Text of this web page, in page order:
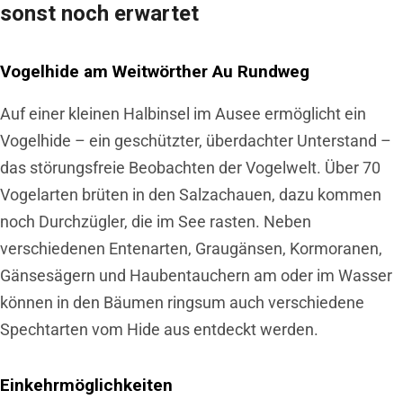
sonst noch erwartet
Vogelhide am Weitwörther Au Rundweg
Auf einer kleinen Halbinsel im Ausee ermöglicht ein
Vogelhide – ein geschützter, überdachter Unterstand –
das störungsfreie Beobachten der Vogelwelt. Über 70
Vogelarten brüten in den Salzachauen, dazu kommen
noch Durchzügler, die im See rasten. Neben
verschiedenen Entenarten, Graugänsen, Kormoranen,
Gänsesägern und Haubentauchern am oder im Wasser
können in den Bäumen ringsum auch verschiedene
Spechtarten vom Hide aus entdeckt werden.
Einkehrmöglichkeiten